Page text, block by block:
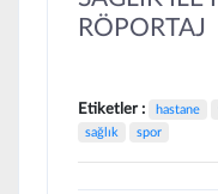
RÖPORTAJ
Etiketler : hastane
sağlık
spor